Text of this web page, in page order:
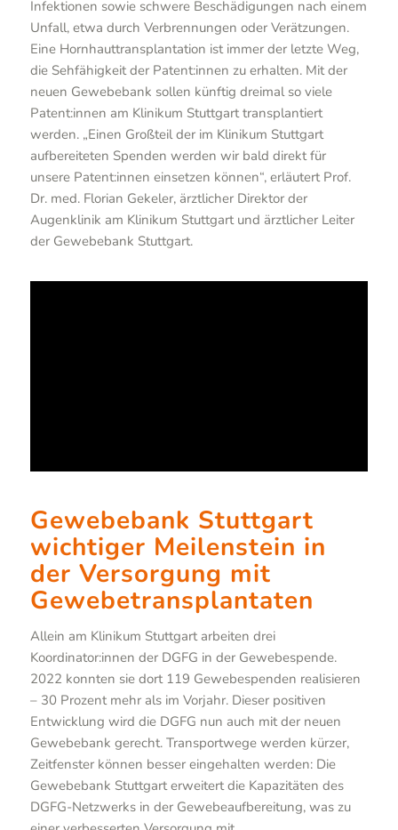
Infektionen sowie schwere Beschädigungen nach einem
Unfall, etwa durch Verbrennungen oder Verätzungen.
Eine Hornhauttransplantation ist immer der letzte Weg,
die Sehfähigkeit der Patent:innen zu erhalten. Mit der
neuen Gewebebank sollen künftig dreimal so viele
Patent:innen am Klinikum Stuttgart transplantiert
werden. „Einen Großteil der im Klinikum Stuttgart
aufbereiteten Spenden werden wir bald direkt für
unsere Patent:innen einsetzen können“, erläutert Prof.
Dr. med. Florian Gekeler, ärztlicher Direktor der
Augenklinik am Klinikum Stuttgart und ärztlicher Leiter
der Gewebebank Stuttgart.
Gewebebank Stuttgart
wichtiger Meilenstein in
der Versorgung mit
Gewebetransplantaten
Allein am Klinikum Stuttgart arbeiten drei
Koordinator:innen der DGFG in der Gewebespende.
2022 konnten sie dort 119 Gewebespenden realisieren
– 30 Prozent mehr als im Vorjahr. Dieser positiven
Entwicklung wird die DGFG nun auch mit der neuen
Gewebebank gerecht. Transportwege werden kürzer,
Zeitfenster können besser eingehalten werden: Die
Gewebebank Stuttgart erweitert die Kapazitäten des
DGFG-Netzwerks in der Gewebeaufbereitung, was zu